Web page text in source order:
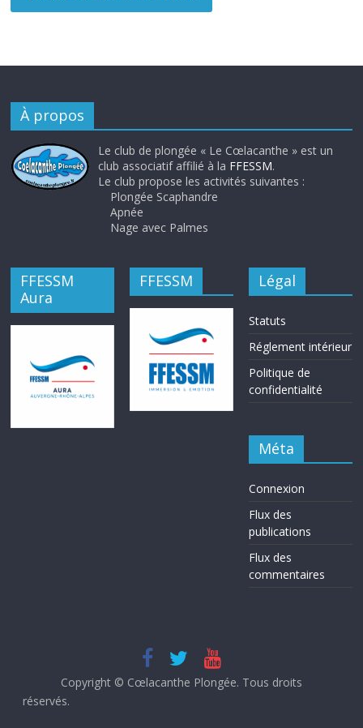
À propos
Le club de plongée « Le Cœlacanthe » est un
club associatif affilié à la FFESSM.
Le club propose les activités suivantes :
Plongée Scaphandre
Apnée
Nage avec Palmes
FFESSM
Aura
FFESSM Légal
Statuts
Réglement intérieur
Politique de
confidentialité
Méta
Connexion
Flux des
publications
Flux des
commentaires